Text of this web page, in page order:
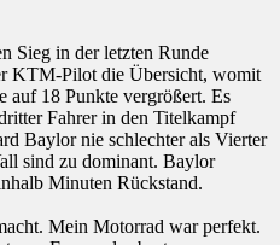
Sieg in der letzten Runde
KTM-Pilot die Übersicht, womit
auf 18 Punkte vergrößert. Es
Fahrer in den Titelkampf
Baylor nie schlechter als Vierter
sind zu dominant. Baylor
Minuten Rückstand.
Mein Motorrad war perfekt.